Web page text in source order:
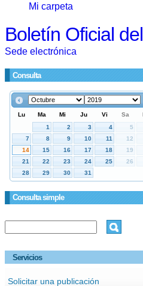
Mi carpeta
Boletín Oficial
Sede electrónica
Consulta
Consulta simple
Servicios
Solicitar una publicación